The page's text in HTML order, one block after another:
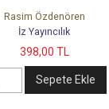
Erol Erdoğan
İz Yayıncılık
,00TL117,00
Sepete Ekle